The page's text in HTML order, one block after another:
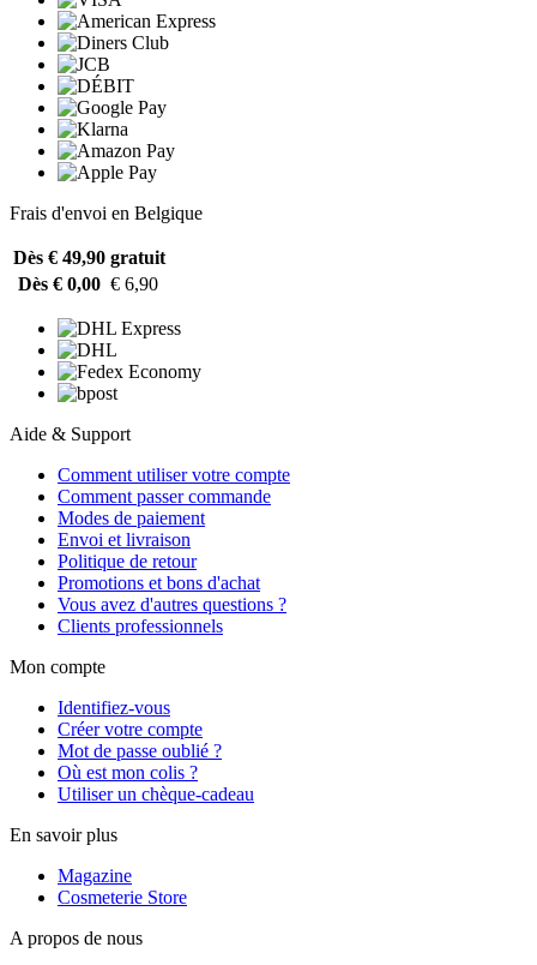
Frais d'envoi en Belgique
Dès € 49,90 gratuit
Dès € 0,00 € 6,90
Aide & Support
Comment utiliser votre compte
Comment passer commande
Modes de paiement
Envoi et livraison
Politique de retour
Promotions et bons d'achat
Vous avez d'autres questions ?
Clients professionnels
Mon compte
Identifiez-vous
Créer votre compte
Mot de passe oublié ?
Où est mon colis ?
Utiliser un chèque-cadeau
En savoir plus
Magazine
Cosmeterie Store
A propos de nous